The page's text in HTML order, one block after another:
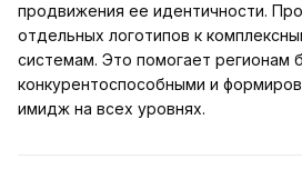
продвижения ее идентичности.
отдельных логотипов к
системам. Это помогает регионам
конкурентоспособными и
имидж на всех уровнях.